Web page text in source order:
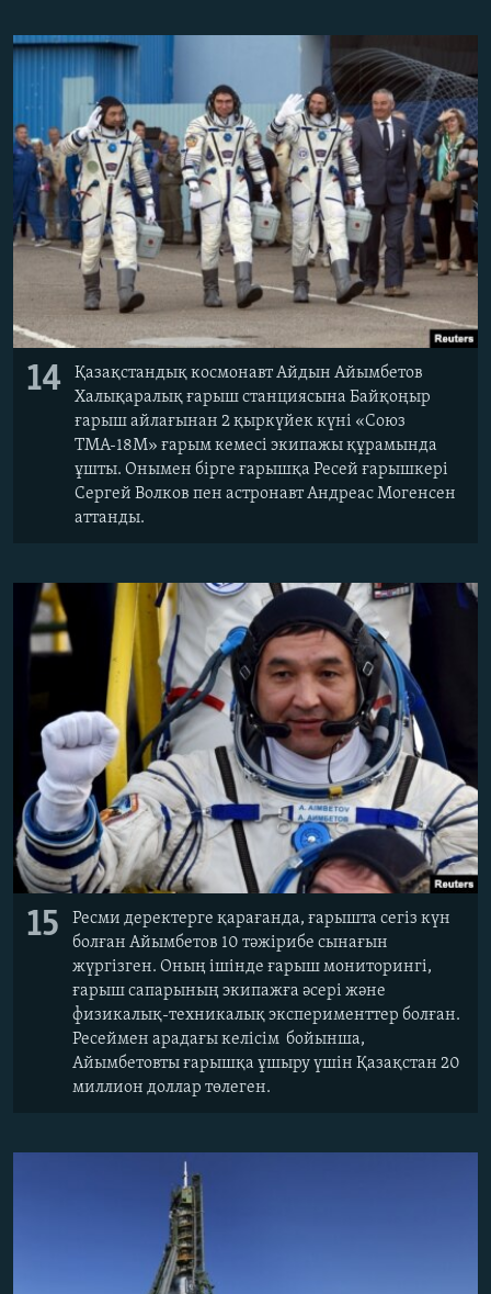
14
Қазақстандық космонавт Айдын Айымбетов
Халықаралық ғарыш станциясына Байқоңыр
ғарыш айлағынан 2 қыркүйек күні «Союз
ТМА-18М» ғарым кемесі экипажы құрамында
ұшты. Онымен бірге ғарышқа Ресей ғарышкері
Сергей Волков пен астронавт Андреас Могенсен
аттанды.
15
Ресми деректерге қарағанда, ғарышта сегіз күн
болған Айымбетов 10 тәжірибе сынағын
жүргізген. Оның ішінде ғарыш мониторингі,
ғарыш сапарының экипажға әсері және
физикалық-техникалық эксперименттер болған.
Ресеймен арадағы келісім бойынша,
Айымбетовты ғарышқа ұшыру үшін Қазақстан 20
миллион доллар төлеген.